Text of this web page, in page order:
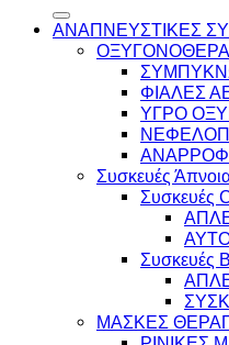
για:
ΑΝΑΠΝΕΥΣΤΙΚΕΣ
ΦΙΑΛΕΣ
ΥΓΡΟ
Συσκευές
Συσκευές
Συσκευές
ΜΑΣΚΕΣ